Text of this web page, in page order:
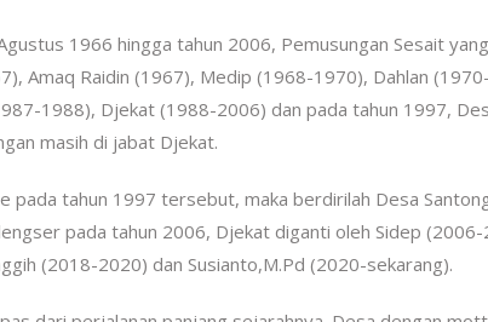
1966 hingga tahun 2006, Pemusungan Sesait
Amaq Raidin (1967), Medip (1968-1970), Dahlan
1988), Djekat (1988-2006) dan pada tahun 1997,
masih di jabat Djekat.
pada tahun 1997 tersebut, maka berdirilah Desa
pada tahun 2006, Djekat diganti oleh Sidep
(2018-2020) dan Susianto,M.Pd (2020-sekarang).